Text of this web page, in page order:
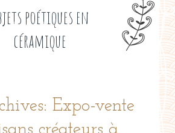
poétiques en
céramique
Expo-vente